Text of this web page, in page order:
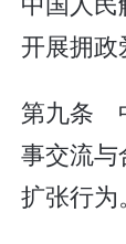
开展拥政
第九条
事交流
扩张行为。